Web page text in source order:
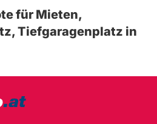
Kategorien